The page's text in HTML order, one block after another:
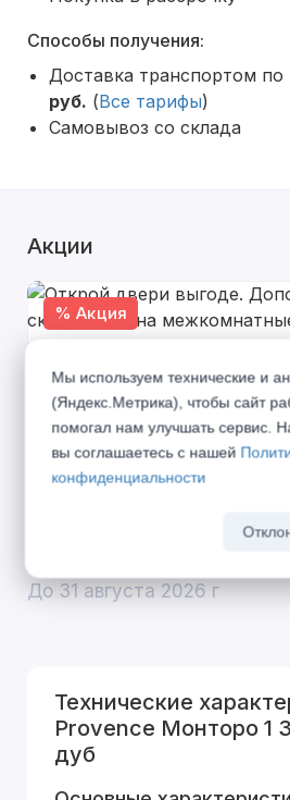
Способы получения:
Доставка транспортом по
руб. (Все тарифы)
Самовывоз со склада
Акции
% Акция
Открой двери выгоде.
скидка 10% на
До 31 августа 2026 г
Технические
Provence Монторо 1
дуб
Мы используем технические и
(Яндекс.Метрика), чтобы сайт
помогал нам улучшать сервис.
вы соглашаетесь с нашей
конфиденциальности